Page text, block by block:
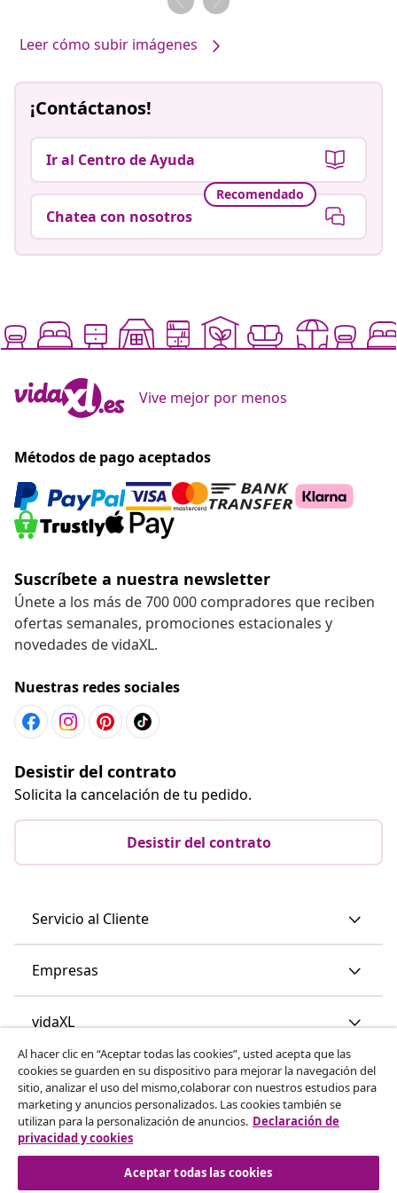
Leer cómo subir imágenes
¡Contáctanos!
Ir al Centro de Ayuda
Recomendado
Chatea con nosotros
Vive mejor por menos
Métodos de pago aceptados
Suscríbete a nuestra newsletter
Únete a los más de 700 000 compradores que reciben
ofertas semanales, promociones estacionales y
novedades de vidaXL.
Nuestras redes sociales
Desistir del contrato
Solicita la cancelación de tu pedido.
Desistir del contrato
Servicio al Cliente
Empresas
vidaXL
Descubre mas
Al hacer clic en “Aceptar todas las cookies”, usted acepta que las
cookies se guarden en su dispositivo para mejorar la navegación del
sitio, analizar el uso del mismo,colaborar con nuestros estudios para
marketing y anuncios personalizados. Las cookies también se
utilizan para la personalización de anuncios. Declaración de
privacidad y cookies
Aceptar todas las cookies